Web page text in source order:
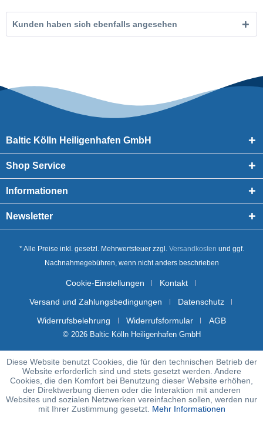
Kunden haben sich ebenfalls angesehen
Baltic Kölln Heiligenhafen GmbH
Shop Service
Informationen
Newsletter
* Alle Preise inkl. gesetzl. Mehrwertsteuer zzgl. Versandkosten und ggf.
Nachnahmegebühren, wenn nicht anders beschrieben
Cookie-Einstellungen
Kontakt
Versand und Zahlungsbedingungen
Datenschutz
Widerrufsbelehrung
Widerrufsformular AGB
© 2026 Baltic Kölln Heiligenhafen GmbH
Diese Website benutzt Cookies, die für den technischen Betrieb der
Website erforderlich sind und stets gesetzt werden. Andere
Cookies, die den Komfort bei Benutzung dieser Website erhöhen,
der Direktwerbung dienen oder die Interaktion mit anderen
Websites und sozialen Netzwerken vereinfachen sollen, werden nur
mit Ihrer Zustimmung gesetzt. Mehr Informationen